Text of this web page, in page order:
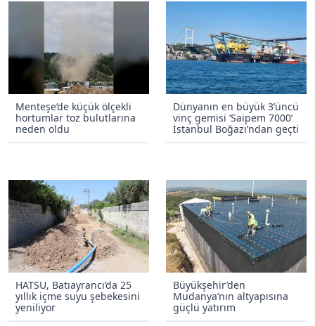
Menteşe’de küçük ölçekli
hortumlar toz bulutlarına
neden oldu
Dünyanın en büyük 3’üncü
vinç gemisi ’Saipem 7000’
İstanbul Boğazı’ndan geçti
HATSU, Batıayrancı’da 25
yıllık içme suyu şebekesini
yeniliyor
Büyükşehir’den
Mudanya’nın altyapısına
güçlü yatırım